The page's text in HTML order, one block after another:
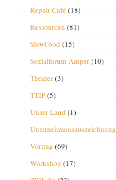
Repair-Café(18)
Ressourcen (81)
SlowFood (15)
Sozialforum Amper(10)
Theater(3)
TTIP(5)
Unser Land (1)
Unternehmensauszeichnung
Vortrag (69)
Workshop (17)